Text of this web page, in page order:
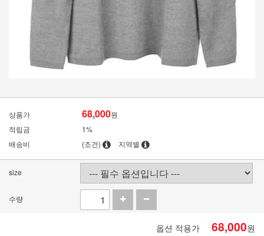
상품가 68,000원
적립금
1%
배송비
(조건) 지역별
size
수량
옵션 적용가 68,000원